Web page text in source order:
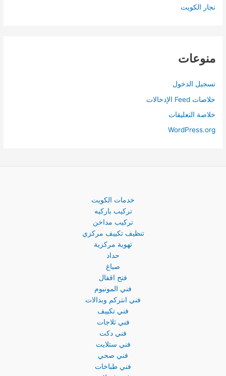
نجار الكويت
منوعات
تسجيل الدخول
خلاصات Feed الإدخالات
خلاصة التعليقات
WordPress.org
خدمات الكويت
تركيب باركيه
تركيب مداخن
تنظيف تكييف مركزي
تهوية مركزية
حداد
صباغ
فتح اقفال
فني المونيوم
فني انتركم وبدالات
فني تكييف
فني ثلاجات
فني دكت
فني ستلايت
فني صحي
فني طباخات